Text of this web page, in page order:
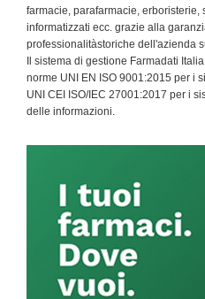
farmacie, parafarmacie, erboristerie,
informatizzati ecc. grazie alla
professionalitàstoriche dell'azienda
Il sistema di gestione Farmadati
norme UNI EN ISO 9001:2015 per i
UNI CEI ISO/IEC 27001:2017 per i
delle informazioni.
Sidebar